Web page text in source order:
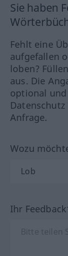
Sie haben
Fehlt eine
aufgefallen
loben?
aus. Die
optional
Anfrage.
Wozu
Ihr